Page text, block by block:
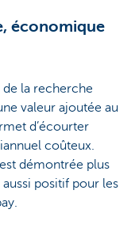
économique
la recherche
valeur ajoutée au
d’écourter
coûteux.
démontrée plus
positif pour les